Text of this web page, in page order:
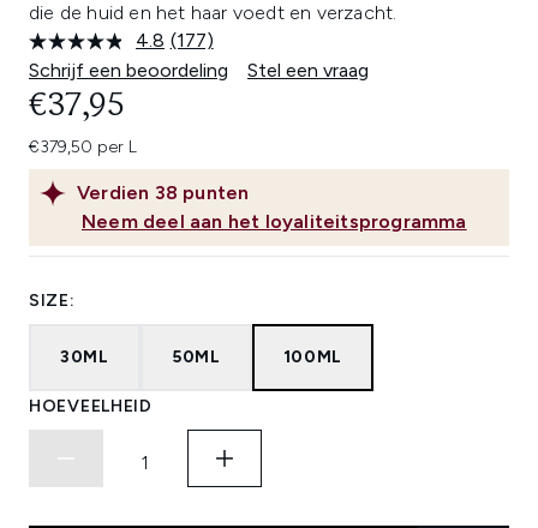
die de huid en het haar voedt en verzacht.
4.8 Lees
177
beoordelingen.
(177)
Schrijf een beoordeling
Stel een vraag
Verdien 38 punten
Neem deel aan het loyaliteitsprogramma
€37,95
€379,50 per L
SIZE:
30ML 50ML 100ML
HOEVEELHEID